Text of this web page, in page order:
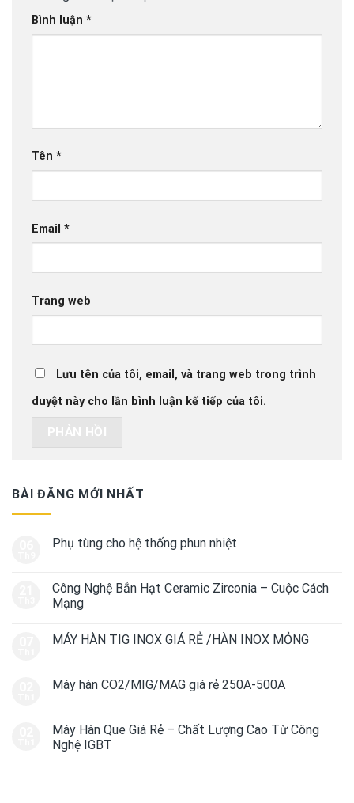
Bình luận *
Tên *
Email *
Trang web
Lưu tên của tôi, email, và trang web trong trình
duyệt này cho lần bình luận kế tiếp của tôi.
BÀI ĐĂNG MỚI NHẤT
Phụ tùng cho hệ thống phun nhiệt
Công Nghệ Bắn Hạt Ceramic Zirconia – Cuộc Cách
Mạng
MÁY HÀN TIG INOX GIÁ RẺ /HÀN INOX MỎNG
Máy hàn CO2/MIG/MAG giá rẻ 250A-500A
Máy Hàn Que Giá Rẻ – Chất Lượng Cao Từ Công
Nghệ IGBT